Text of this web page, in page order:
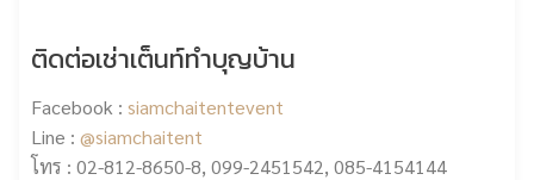
ติดต่อเช่าเต็นท์ทำบุญบ้าน
Facebook : siamchaitentevent
Line : @siamchaitent
โทร : 02-812-8650-8, 099-2451542, 085-4154144